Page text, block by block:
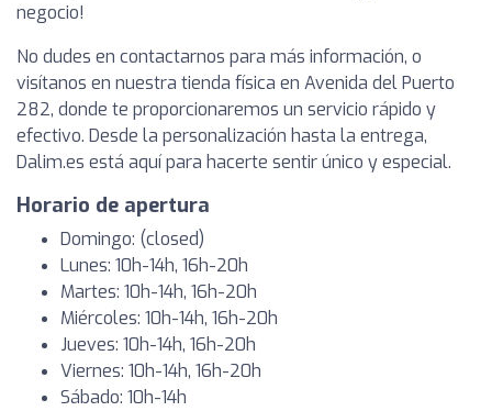
negocio!
No dudes en contactarnos para más información, o
visítanos en nuestra tienda física en Avenida del Puerto
282, donde te proporcionaremos un servicio rápido y
efectivo. Desde la personalización hasta la entrega,
Dalim.es está aquí para hacerte sentir único y especial.
Horario de apertura
Domingo: (closed)
Lunes: 10h-14h, 16h-20h
Martes: 10h-14h, 16h-20h
Miércoles: 10h-14h, 16h-20h
Jueves: 10h-14h, 16h-20h
Viernes: 10h-14h, 16h-20h
Sábado: 10h-14h